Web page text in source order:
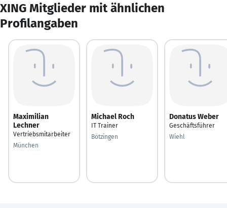
XING Mitglieder mit ähnlichen
Profilangaben
Maximilian
Lechner
Vertriebsmitarbeiter
München
Michael Roch
IT Trainer
Bötzingen
Donatus Weber
Geschäftsführer
Wiehl